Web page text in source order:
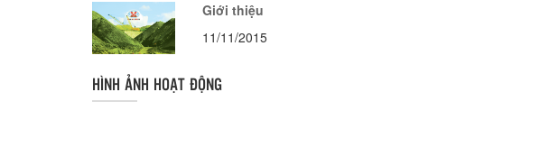
Giới thiệu
11/11/2015
HÌNH ẢNH HOẠT ĐỘNG